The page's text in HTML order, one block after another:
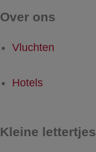
Over ons
Vluchten
Hotels
Kleine lettertjes